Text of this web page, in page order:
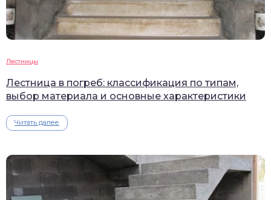
Лестницы
Лестница в погреб: классификация по типам,
выбор материала и основные характеристики
Читать далее